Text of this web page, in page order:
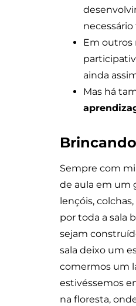
Em
ainda
Mas há
Sempre com
de aula em um
lençóis,
por toda a sala
sejam
sala deixo um
comermos um
estivéssemos
na floresta,